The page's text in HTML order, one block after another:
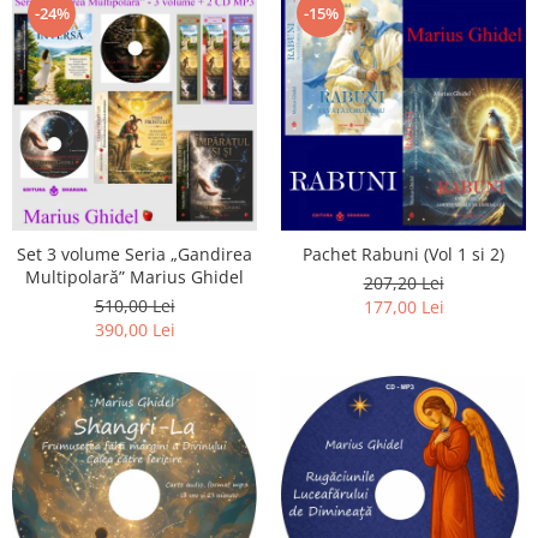
-24%
Set 3 volume Seria „Gandirea
Multipolară” Marius Ghidel
510,00 Lei
390,00 Lei
-15%
Pachet Rabuni (Vol 1 si 2)
207,20 Lei
177,00 Lei